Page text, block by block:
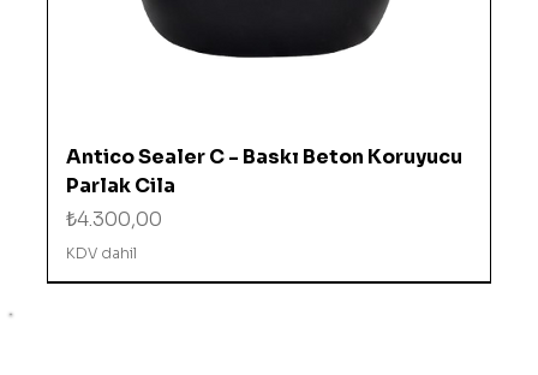
Antico Sealer C - Baskı Beton Koruyucu
Parlak Cila
Fiyat
₺4.300,00
KDV dahil